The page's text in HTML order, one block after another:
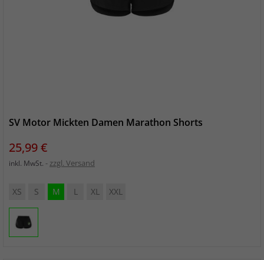
SV Motor Mickten Damen Marathon Shorts
Preis
25,99 €
inkl. MwSt. zzgl. Versand
XS S M L XL XXL